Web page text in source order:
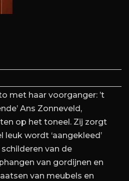
met haar voorganger: ’t
Ans Zonneveld,
op het toneel. Zij zorgt
wordt ‘aangekleed’
van de
van gordijnen en
van meubels en